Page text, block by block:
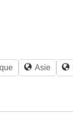
Asie